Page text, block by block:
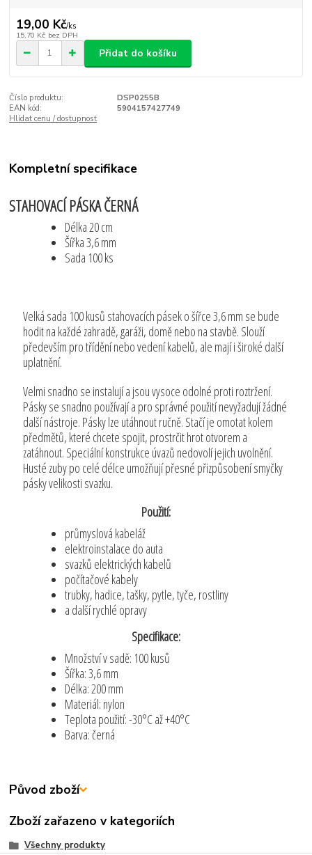
19,00 Kč/ks
15,70 Kč bez DPH
Přidat do košíku
Číslo produktu:
DSP0255B
EAN kód:
5904157427749
Hlídat cenu / dostupnost
Kompletní specifikace
STAHOVACÍ PÁSKA ČERNÁ
Délka 20 cm
Šířka 3,6 mm
Sada 100 ks
Velká sada 100 kusů stahovacích pásek o šířce 3,6 mm se bude
hodit na každé zahradě, garáži, domě nebo na stavbě. Slouží
především pro třídění nebo vedení kabelů, ale mají i široké další
uplatnění.
Velmi snadno se instalují a jsou vysoce odolné proti roztržení.
Pásky se snadno používají a pro správné použití nevyžadují žádné
další nástroje. Pásky lze utáhnout ručně. Stačí je omotat kolem
předmětů, které chcete spojit, prostrčit hrot otvorem a
zatáhnout. Speciální konstrukce úvazů nedovolí jejich uvolnění.
Husté zuby po celé délce umožňují přesné přizpůsobení smyčky
pásky velikosti svazku.
Použití:
průmyslová kabeláž
elektroinstalace do auta
svazků elektrických kabelů
počítačové kabely
trubky, hadice, tašky, pytle, tyče, rostliny
a další rychlé opravy
Specifikace:
Množství v sadě: 100 kusů
Šířka: 3,6 mm
Délka: 200 mm
Materiál: nylon
Teplota použití: -30°C až +40°C
Barva: černá
Původ zboží
Zboží zařazeno v kategoriích
Všechny produkty